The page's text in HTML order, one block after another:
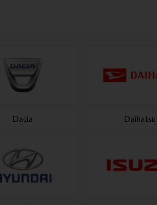
Dacia Daihatsu